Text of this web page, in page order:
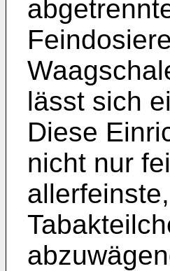
lässt sich
Diese
nicht nur